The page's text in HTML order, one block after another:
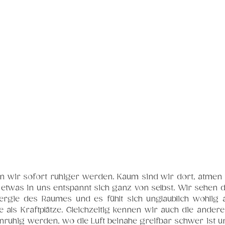
wir sofort ruhiger werden. Kaum sind wir dort,
in uns entspannt sich ganz von selbst. Wir sehen
des Raumes und es fühlt sich unglaublich wohlig
als Kraftplätze. Gleichzeitig kennen wir auch die
werden, wo die Luft beinahe greifbar schwer ist